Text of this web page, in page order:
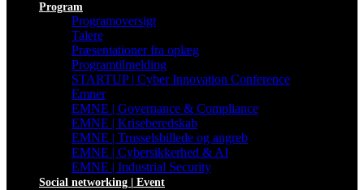
Program
Programoversigt
Talere
Præsentationer fra oplæg
Programtilmelding
STARTUP | Cyber Innovation Conference
Emner
EMNE | Governance & Compliance
EMNE | Kriseberedskab
EMNE | Trusselsbillede og angreb
EMNE | Cybersikkerhed & AI
EMNE | Industrial Security
Social networking | Event